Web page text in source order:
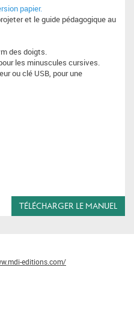
papier.
et le guide pédagogique au
des doigts.
les minuscules cursives.
ou clé USB, pour une
TÉLÉCHARGER LE MANUEL
editions.com/